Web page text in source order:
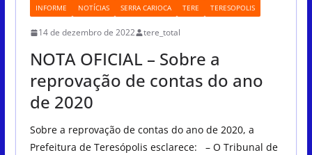
INFORME NOTÍCIAS SERRA CARIOCA TERE TERESOPOLIS
14 de dezembro de 2022 tere_total
NOTA OFICIAL – Sobre a
reprovação de contas do ano
de 2020
Sobre a reprovação de contas do ano de 2020, a
Prefeitura de Teresópolis esclarece: – O Tribunal de